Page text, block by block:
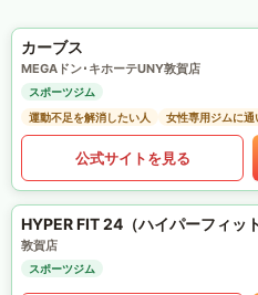
カーブス
MEGAドン･キホーテUNY敦賀店
スポーツジム
運動不足を解消したい人
女性専用ジムに通
公式サイトを見る
HYPER FIT 24（ハイパーフィッ
敦賀店
スポーツジム